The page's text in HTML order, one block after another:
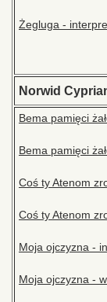
Żegluga -
Norwid
Bema pamięci
Bema pamięci
Coś ty Atenom
Coś ty Atenom
Moja ojczyzna -
Moja ojczyzna -